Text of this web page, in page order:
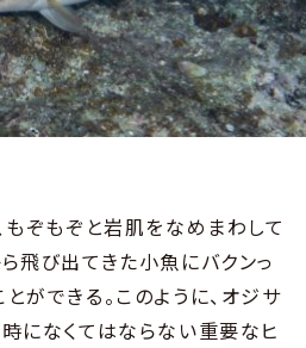
もぞもぞと岩肌をなめまわして
飛び出てきた小魚にバクンっ
ができる。このように、オジサ
になくてはならない重要なヒ